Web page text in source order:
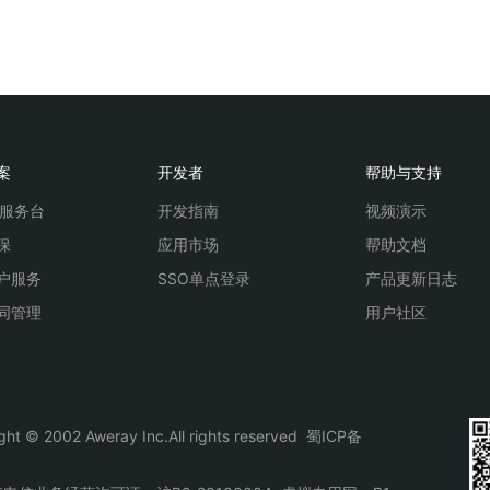
务台
服务
管理
开发者
开发指南
应用市场
SSO单点登录
帮助与支持
视频演示
帮助文档
产品更新日志
用户社区
© 2002 Aweray Inc.All rights reserved 蜀ICP备